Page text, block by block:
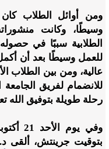
ومن أوائل الطلاب
وسيطًا، وكانت
الطلابية سببًا في
للعمل وسيطًا بعد أن
عالية، ومن بين الطلاب
للانضمام لفريق الجامعة
رحلة طويلة بتوفيق الله
بتوقيت جرينتش، ألقى